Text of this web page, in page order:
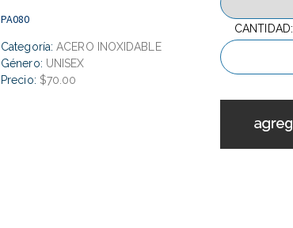
PA080
Categoría: ACERO INOXIDABLE
Género: UNISEX
Precio: $70.00
CANTIDAD: